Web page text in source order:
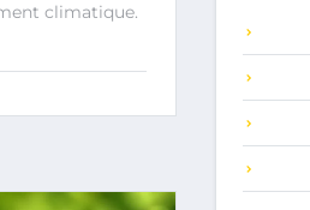
climatique.